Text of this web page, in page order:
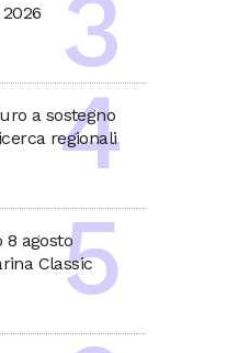
a sostegno
regionali
8 agosto
Classic